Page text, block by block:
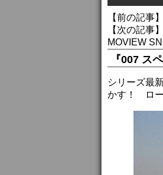
【前の記事
【次の記事
MOVIEW
『007 ス
シリーズ最
かす！ ロー